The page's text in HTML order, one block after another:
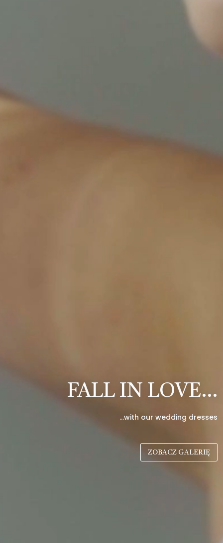
FALL IN LOVE…
…with our wedding dresses
ZOBACZ GALERIĘ